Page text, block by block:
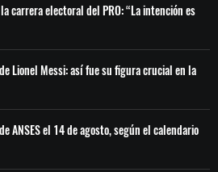
carrera electoral del PRO: “La intención es
Lionel Messi: así fue su figura crucial en la
ANSES el 14 de agosto, según el calendario